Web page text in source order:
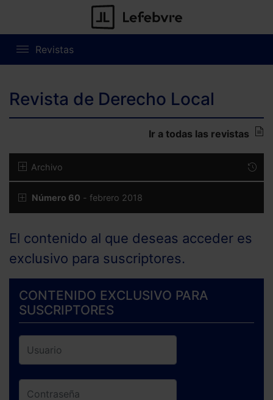
Revistas
Revista de Derecho Local
Ir a todas las revistas
Archivo
Número 60 - febrero 2018
El contenido al que deseas acceder es
exclusivo para suscriptores.
CONTENIDO EXCLUSIVO PARA
SUSCRIPTORES